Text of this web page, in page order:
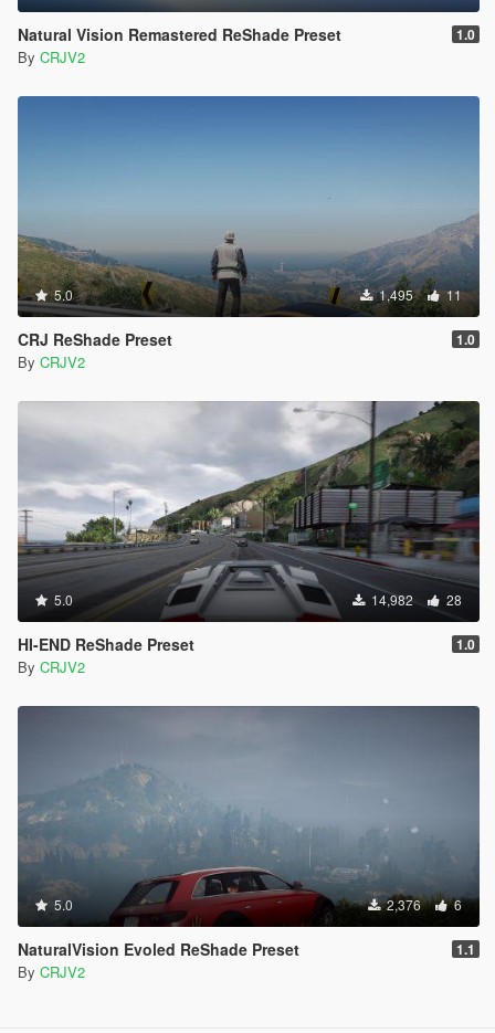
Natural Vision Remastered ReShade Preset 1.0
By CRJV2
5.0 1,495 11
CRJ ReShade Preset 1.0
By CRJV2
5.0 14,982 28
HI-END ReShade Preset 1.0
By CRJV2
5.0 2,376 6
NaturalVision Evoled ReShade Preset 1.1
By CRJV2